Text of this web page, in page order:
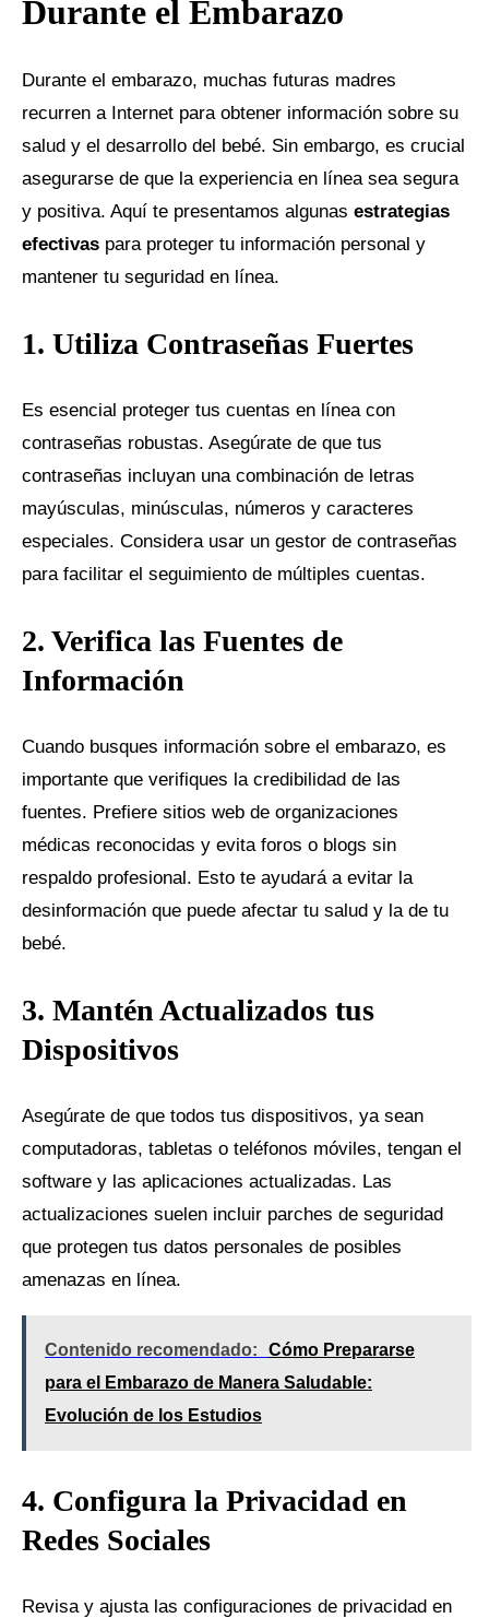
Durante el Embarazo
Durante el embarazo, muchas futuras madres
recurren a Internet para obtener información sobre su
salud y el desarrollo del bebé. Sin embargo, es crucial
asegurarse de que la experiencia en línea sea segura
y positiva. Aquí te presentamos algunas estrategias
efectivas para proteger tu información personal y
mantener tu seguridad en línea.
1. Utiliza Contraseñas Fuertes
Es esencial proteger tus cuentas en línea con
contraseñas robustas. Asegúrate de que tus
contraseñas incluyan una combinación de letras
mayúsculas, minúsculas, números y caracteres
especiales. Considera usar un gestor de contraseñas
para facilitar el seguimiento de múltiples cuentas.
2. Verifica las Fuentes de
Información
Cuando busques información sobre el embarazo, es
importante que verifiques la credibilidad de las
fuentes. Prefiere sitios web de organizaciones
médicas reconocidas y evita foros o blogs sin
respaldo profesional. Esto te ayudará a evitar la
desinformación que puede afectar tu salud y la de tu
bebé.
3. Mantén Actualizados tus
Dispositivos
Asegúrate de que todos tus dispositivos, ya sean
computadoras, tabletas o teléfonos móviles, tengan el
software y las aplicaciones actualizadas. Las
actualizaciones suelen incluir parches de seguridad
que protegen tus datos personales de posibles
amenazas en línea.
Contenido recomendado:
Cómo Prepararse
para el Embarazo de Manera Saludable:
Evolución de los Estudios
4. Configura la Privacidad en
Redes Sociales
Revisa y ajusta las configuraciones de privacidad en